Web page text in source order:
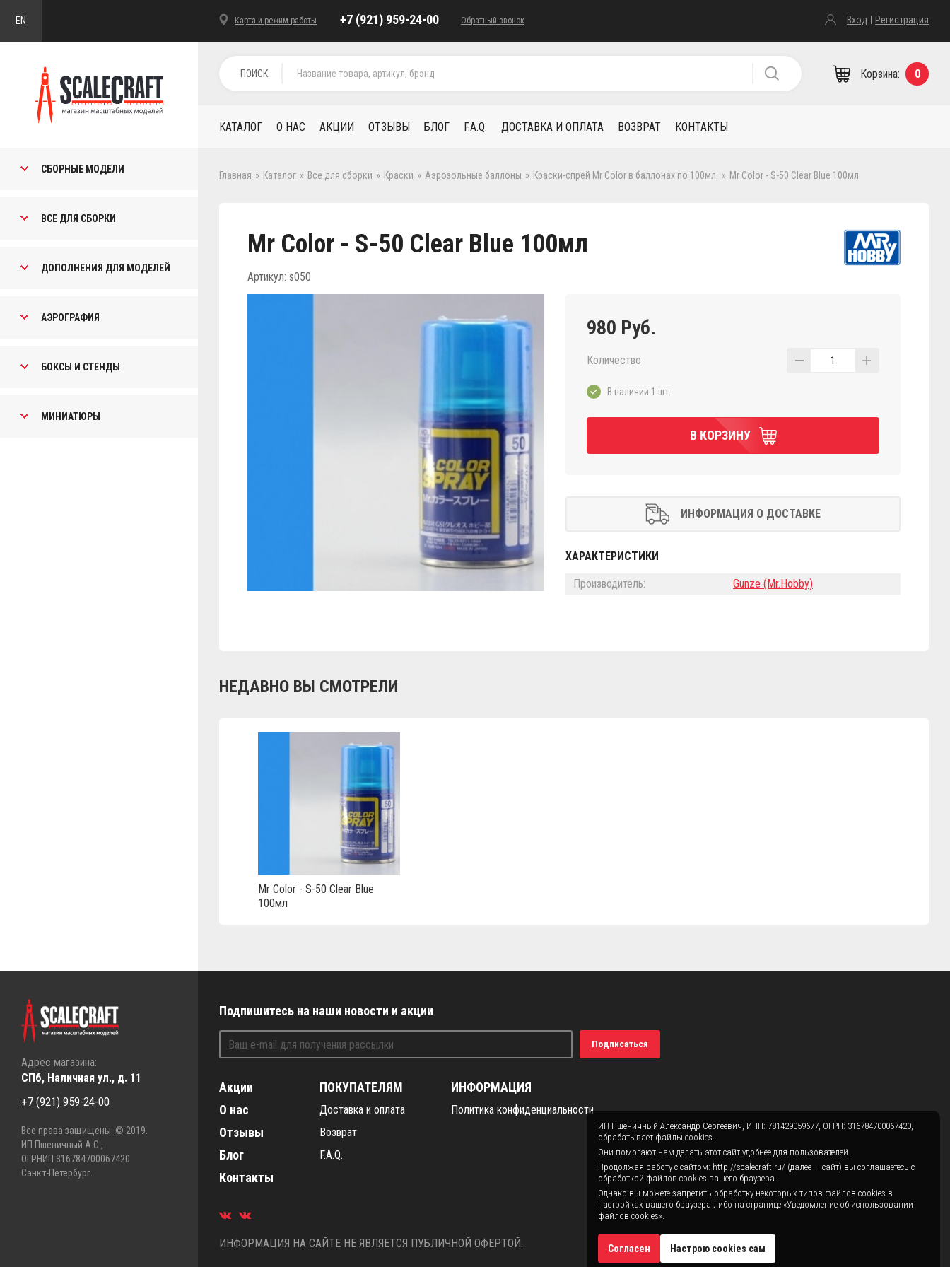
EN Карта и режим работы +7 (921) 959-24-00 Обратный звонок Вход Регистрация
СБОРНЫЕ МОДЕЛИ
ВСЕ ДЛЯ СБОРКИ
ДОПОЛНЕНИЯ ДЛЯ МОДЕЛЕЙ
АЭРОГРАФИЯ
БОКСЫ И СТЕНДЫ
МИНИАТЮРЫ
ПОИСК 0
Корзина:
КАТАЛОГ О НАС АКЦИИ ОТЗЫВЫ БЛОГ F.A.Q. ДОСТАВКА И ОПЛАТА ВОЗВРАТ КОНТАКТЫ
Главная » Каталог » Все для сборки » Краски » Аэрозольные баллоны » Краски-спрей Mr Color в баллонах по 100мл. » Mr Color - S-50 Clear Blue 100мл
Mr Color - S-50 Clear Blue 100мл
Артикул: s050
980 Руб.
Количество 1
В наличии 1 шт.
В КОРЗИНУ
ИНФОРМАЦИЯ О ДОСТАВКЕ
ХАРАКТЕРИСТИКИ
Производитель: Gunze (Mr.Hobby)
НЕДАВНО ВЫ СМОТРЕЛИ
Mr Color - S-50 Clear Blue
100мл
Адрес магазина:
СПб, Наличная ул., д. 11
+7 (921) 959-24-00
Все права защищены. © 2019.
ИП Пшеничный А.С.,
ОГРНИП 316784700067420
Санкт-Петербург.
Подпишитесь на наши новости и акции
Подписаться
Акции
О нас
Отзывы
Блог
Контакты
ПОКУПАТЕЛЯМ
Доставка и оплата
Возврат
F.A.Q.
ИНФОРМАЦИЯ
Политика конфиденциальности
ИНФОРМАЦИЯ НА САЙТЕ НЕ ЯВЛЯЕТСЯ ПУБЛИЧНОЙ ОФЕРТОЙ.
ИП Пшеничный Александр Сергеевич, ИНН: 781429059677, ОГРН: 316784700067420,
обрабатывает файлы cookies.
Они помогают нам делать этот сайт удобнее для пользователей.
Продолжая работу с сайтом: http://scalecraft.ru/ (далее — сайт) вы соглашаетесь с
обработкой файлов cookies вашего браузера.
Однако вы можете запретить обработку некоторых типов файлов cookies в
настройках вашего браузера либо на странице «Уведомление об использовании
файлов cookies».
Согласен Настрою cookies сам